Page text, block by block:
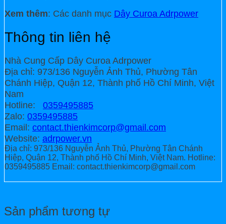
Xem thêm: Các danh mục Dây Curoa Adrpower
Thông tin liên hệ
Nhà Cung Cấp Dây Curoa Adrpower
Địa chỉ: 973/136 Nguyễn Ảnh Thủ, Phường Tân
Chánh Hiệp, Quận 12, Thành phố Hồ Chí Minh, Việt
Nam
Hotline: 0359495885
Zalo: 0359495885
Email: contact.thienkimcorp@gmail.com
Website: adrpower.vn
Địa chỉ: 973/136 Nguyễn Ảnh Thủ, Phường Tân Chánh
Hiệp, Quận 12, Thành phố Hồ Chí Minh, Việt Nam. Hotline:
0359495885 Email: contact.thienkimcorp@gmail.com
Sản phẩm tương tự